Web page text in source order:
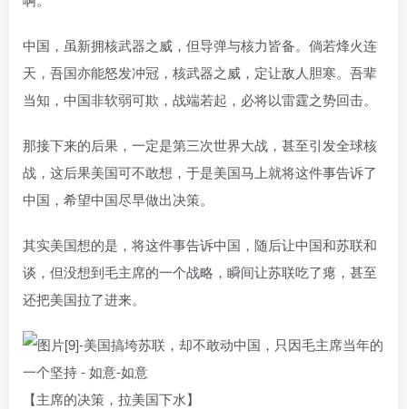
中国，虽新拥核武器之威，但导弹与核力皆备。倘若烽火连
天，吾国亦能怒发冲冠，核武器之威，定让敌人胆寒。吾辈
当知，中国非软弱可欺，战端若起，必将以雷霆之势回击。
那接下来的后果，一定是第三次世界大战，甚至引发全球核
战，这后果美国可不敢想，于是美国马上就将这件事告诉了
中国，希望中国尽早做出决策。
其实美国想的是，将这件事告诉中国，随后让中国和苏联和
谈，但没想到毛主席的一个战略，瞬间让苏联吃了瘪，甚至
还把美国拉了进来。
【主席的决策，拉美国下水】